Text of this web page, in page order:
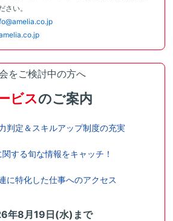
さい。
をご検討中の方へ
ビスのご案内
判定＆スキルアップ制度の充実
する旬な情報をキャッチ！
に特化した仕事へのアクセス
年8月19日(水)まで